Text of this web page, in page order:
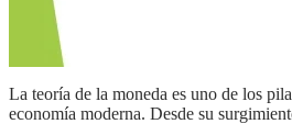
la teoría de la moneda es uno de los pilares fundamentales de la
economía moderna. Desde su